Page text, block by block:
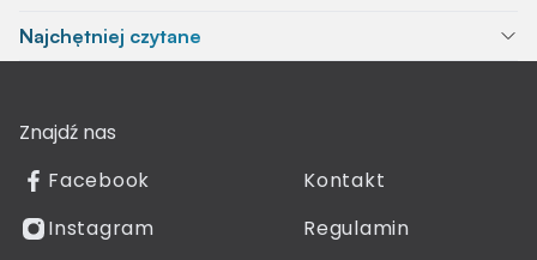
Najchętniej czytane
Znajdź nas
Facebook
Instagram
Kontakt
Regulamin